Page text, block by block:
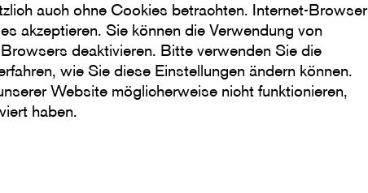
auch ohne Cookies betrachten. Internet-Browser
akzeptieren. Sie können die Verwendung von
deaktivieren. Bitte verwenden Sie die
wie Sie diese Einstellungen ändern können.
Website möglicherweise nicht funktionieren,
haben.